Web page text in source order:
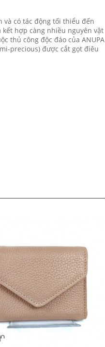
và có tác động tối thiểu đến
kết hợp càng nhiều nguyên vật
thủ công độc đáo của ANUPA
precious) được cắt gọt điêu